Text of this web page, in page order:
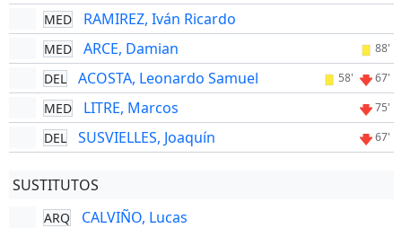
MED RAMIREZ, Iván Ricardo
MED ARCE, Damian 88'
DEL ACOSTA, Leonardo Samuel 58' 67'
MED LITRE, Marcos 75'
DEL SUSVIELLES, Joaquín 67'
SUSTITUTOS
ARQ CALVIÑO, Lucas